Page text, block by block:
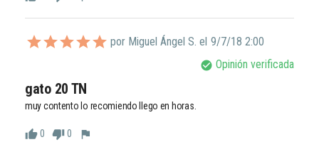
por Miguel Ángel S. el 9/7/18 2:00
check_circle Opinión verificada
gato 20 TN
muy contento lo recomiendo llego en horas.
thumb_up0 thumb_down0 flag